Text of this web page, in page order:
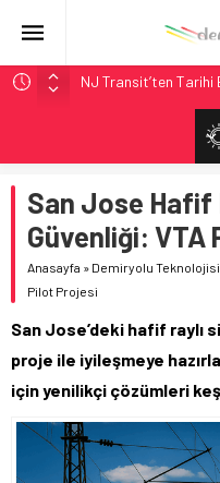
NJ Transit’ten Tarihi
Rocky Mountain,
AAR, MIT ve
Konsorsiyumu
Long Beach
Chicago’da Metra
Süresini Kısalttı
San Jose Hafif
Güvenliği: VTA
Anasayfa » Demiryolu Teknolojisi
Pilot Projesi
San Jose’deki hafif raylı
proje ile iyileşmeye
için yenilikçi çözümleri